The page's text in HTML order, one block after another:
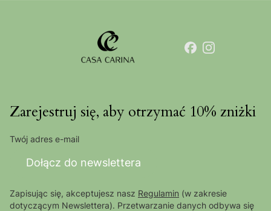
Zarejestruj się, aby otrzymać 10% zniżki
Twój adres e-mail
Dołącz do newslettera
Zapisując się, akceptujesz nasz Regulamin (w zakresie
dotyczącym Newslettera). Przetwarzanie danych odbywa się